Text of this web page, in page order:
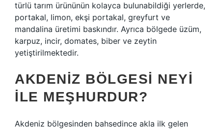
türlü tarım ürününün kolayca bulunabildiği yerlerde,
portakal, limon, ekşi portakal, greyfurt ve
mandalina üretimi baskındır. Ayrıca bölgede üzüm,
karpuz, incir, domates, biber ve zeytin
yetiştirilmektedir.
AKDENIZ BÖLGESI NEYI
ILE MEŞHURDUR?
Akdeniz bölgesinden bahsedince akla ilk gelen